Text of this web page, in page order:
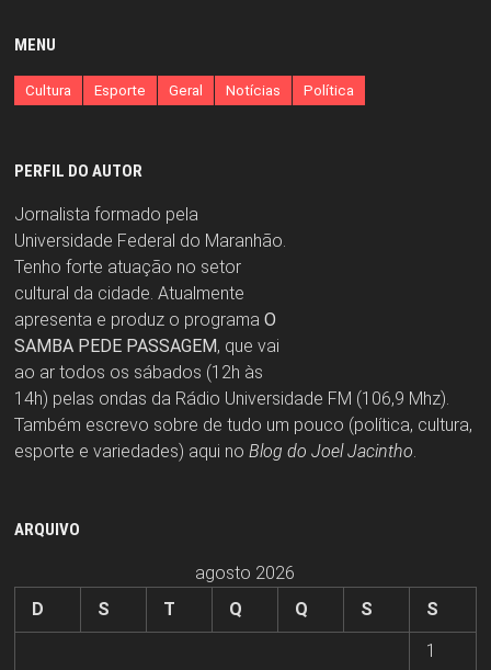
MENU
Cultura Esporte Geral Notícias Política
PERFIL DO AUTOR
Jornalista formado pela
Universidade Federal do Maranhão.
Tenho forte atuação no setor
cultural da cidade. Atualmente
apresenta e produz o programa O
SAMBA PEDE PASSAGEM, que vai
ao ar todos os sábados (12h às
14h) pelas ondas da Rádio Universidade FM (106,9 Mhz).
Também escrevo sobre de tudo um pouco (política, cultura,
esporte e variedades) aqui no Blog do Joel Jacintho.
ARQUIVO
agosto 2026
D
S T Q Q S
S
1